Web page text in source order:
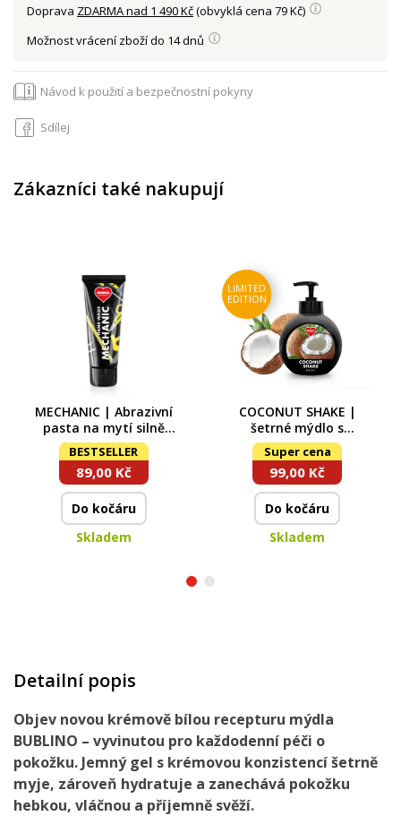
Doprava ZDARMA nad 1 490 Kč(obvyklá cena 79 Kč)
Možnost vrácení zboží do 14 dnů
Návod k použití a bezpečnostní pokyny
Sdílej
Zákazníci také nakupují
MECHANIC | Abrazivní
pasta na mytí silně
znečistěných rukou | s
přírodním abrazivem |
200 ml
BESTSELLER
89,00 Kč
Do kočáru
Skladem
LIMITED
EDITION
COCONUT SHAKE |
šetrné mýdlo s
glycerinem & aloe vera
| BUBLINO | 500 ml
Super cena
99,00 Kč
Do kočáru
Skladem
Detailní popis
Objev novou krémově bílou recepturu mýdla
BUBLINO – vyvinutou pro každodenní péči o
pokožku. Jemný gel s krémovou konzistencíšetrně
myje, zároveň hydratuje a zanechává pokožku
hebkou, vláčnou a příjemně svěží.